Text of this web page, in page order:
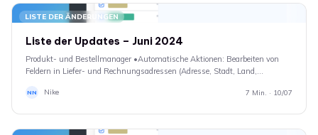
LISTE DER ÄNDERUNGEN
Liste der Updates – Juni 2024
Produkt- und Bestellmanager •Automatische Aktionen: Bearbeiten von
Feldern in Liefer- und Rechnungsadressen (Adresse, Stadt, Land,…
NN Nike 7 Min. · 10/07